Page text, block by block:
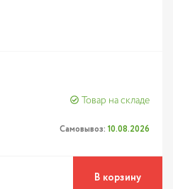
Товар на складе
Самовывоз: 10.08.2026
В корзину